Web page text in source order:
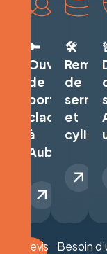
🔑
Ouverture
de
porte
claquée
à
Aubervilliers
🛠️
de
et
Devis Besoin